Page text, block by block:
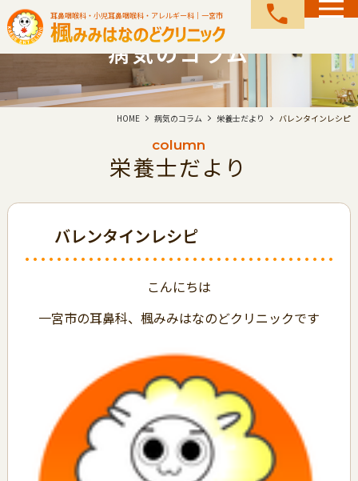
耳鼻咽喉科・小児耳鼻咽喉科・アレルギー科｜一宮市 call
病気のコラム
HOME 病気のコラム 栄養士だより バレンタインレシピ
column
栄養士だより
バレンタインレシピ
こんにちは
一宮市の耳鼻科、楓みみはなのどクリニックです